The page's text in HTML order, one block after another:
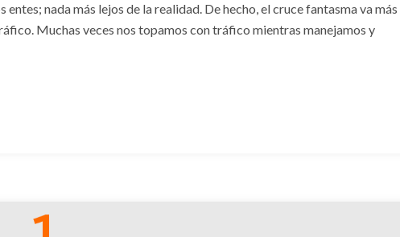
nada más lejos de la realidad. De hecho, el cruce fantasma va más
Muchas veces nos topamos con tráfico mientras manejamos y